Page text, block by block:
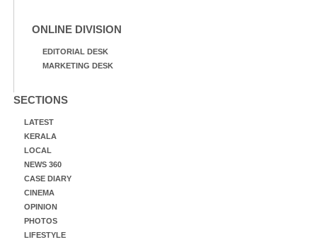
ONLINE DIVISION
EDITORIAL DESK
MARKETING DESK
SECTIONS
LATEST
KERALA
LOCAL
NEWS 360
CASE DIARY
CINEMA
OPINION
PHOTOS
LIFESTYLE